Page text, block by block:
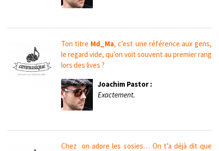
Ton titre Md_Ma, c’est une référence aux gens,
le regard vide, qu’on voit souvent au premier rang
lors des lives ?
Joachim Pastor :
Exactement.
Chez on adore les sosies… On t’a déjà dit que